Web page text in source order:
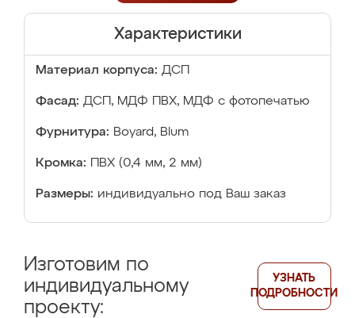
Характеристики
Материал корпуса: ДСП
Фасад: ДСП, МДФ ПВХ, МДФ с фотопечатью
Фурнитура: Boyard, Blum
Кромка: ПВХ (0,4 мм, 2 мм)
Размеры: индивидуально под Ваш заказ
Изготовим по
индивидуальному
проекту:
УЗНАТЬ
ПОДРОБНОСТИ